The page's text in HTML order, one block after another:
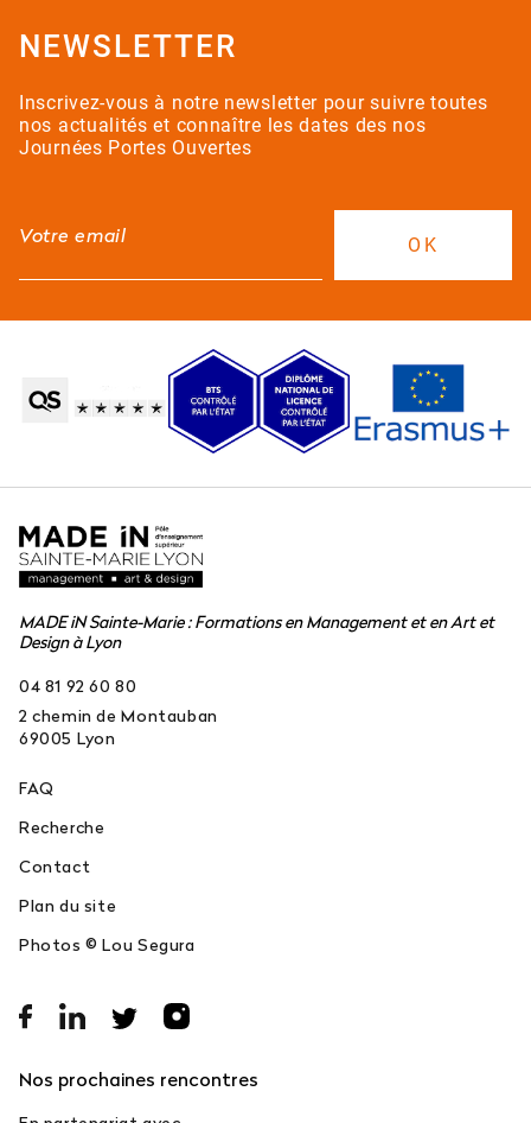
NEWSLETTER
Inscrivez-vous à notre newsletter pour suivre toutes
nos actualités et connaître les dates des nos
Journées Portes Ouvertes
MADE iN Sainte-Marie : Formations en Management et en Art et
Design à Lyon
04 81 92 60 80
2 chemin de Montauban
69005 Lyon
FAQ
Recherche
Contact
Plan du site
Photos © Lou Segura
Nos prochaines rencontres